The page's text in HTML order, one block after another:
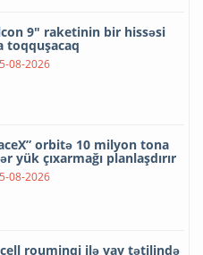
9" raketinin bir hissəsi
toqquşacaq
08-2026
orbitə 10 milyon tona
yük çıxarmağı planlaşdırır
08-2026
rouminqi ilə yay tətilində